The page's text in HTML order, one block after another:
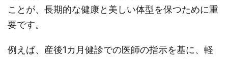
ことが、長期的な健康と美しい体型を保つために重
要です。
例えば、産後1カ月健診での医師の指示を基に、軽